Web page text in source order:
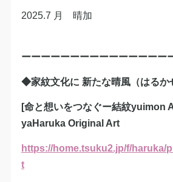
2025.7 月 晴加
ーーーーーーーーーーーーーーー
◆家紋文化に 新たな晴風（はるか
[命と想いをつなぐー結紋yuimon
yaHaruka Original Art
https://home.tsuku2.jp/f/haruka/
t